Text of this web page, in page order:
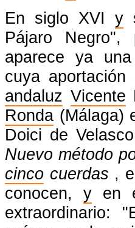
En siglo XVI y
Pájaro Negro",
aparece ya
cuya
andaluz Vicente
Ronda (Málaga)
Doici de
Nuevo método
cinco cuerdas ,
conocen,y en
extraordinario: